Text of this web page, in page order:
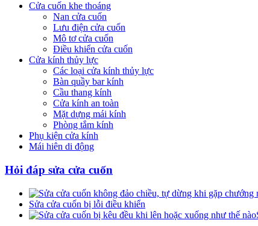
Cửa cuốn khe thoáng
Nan cửa cuốn
Lưu điện cửa cuốn
Mô tơ cửa cuốn
Điều khiển cửa cuốn
Cửa kính thủy lực
Các loại cửa kính thủy lực
Bàn quầy bar kính
Cầu thang kính
Cửa kính an toàn
Mặt dựng mái kính
Phòng tắm kính
Phụ kiện cửa kính
Mái hiên di động
Hỏi đáp sửa cửa cuốn
Sửa cửa cuốn bị lỗi điều khiển